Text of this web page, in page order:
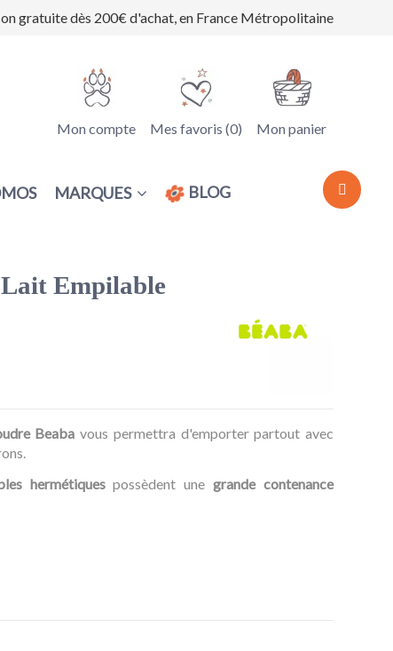
gratuite dès 200€ d'achat, en France Métropolitaine
Mon compte Mes favoris (0) Mon panier
MARQUES BLOG
Lait Empilable
Beaba vous permettra d'emporter partout avec
hermétiquespossèdent unegrande contenance